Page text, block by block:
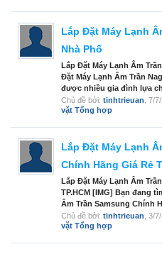
Lắp Đặt Máy Lạnh
Nhà Phố
Lắp Đặt Máy Lạnh Âm
Đặt Máy Lạnh Âm Trần
được nhiều gia đình lựa
Chủ đề bởi: tinhtrieuan 7/
vặt Tổng hợp
Lắp Đặt Máy Lạnh
Chính Hãng Giá Rẻ
Lắp Đặt Máy Lạnh Âm
TP.HCM [IMG] Bạn đang
Âm Trần Samsung Chính
Chủ đề bởi: tinhtrieuan 3/
vặt Tổng hợp